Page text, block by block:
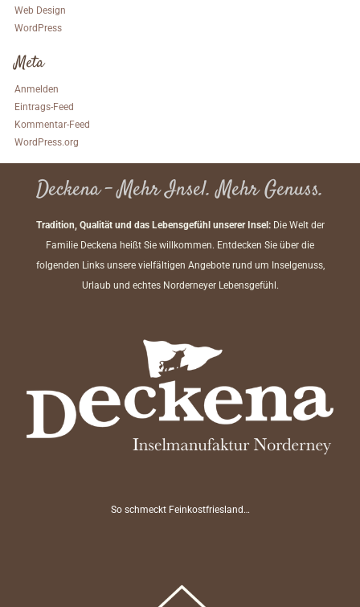
Web Design
WordPress
Meta
Anmelden
Eintrags-Feed
Kommentar-Feed
WordPress.org
Deckena – Mehr Insel. Mehr Genuss.
Tradition, Qualität und das Lebensgefühl unserer Insel:Die Welt der
Familie Deckena heißt Sie willkommen. Entdecken Sie über die
folgenden Links unsere vielfältigen Angebote rund um Inselgenuss,
Urlaub und echtes Norderneyer Lebensgefühl.
So schmeckt Feinkostfriesland…